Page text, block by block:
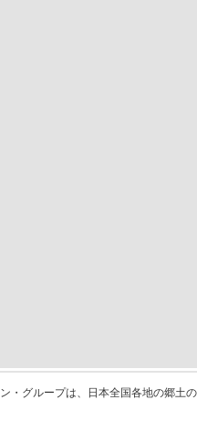
・グループは、日本全国各地の郷土